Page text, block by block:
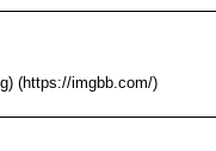
(https://imgbb.com/)